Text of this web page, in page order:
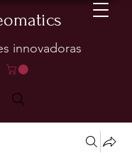
innovadoras